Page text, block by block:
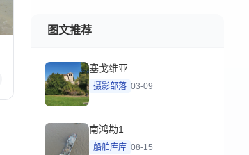
图文推荐
塞戈维亚
摄影部落 03-09
南鸿勘1
船舶库库 08-15